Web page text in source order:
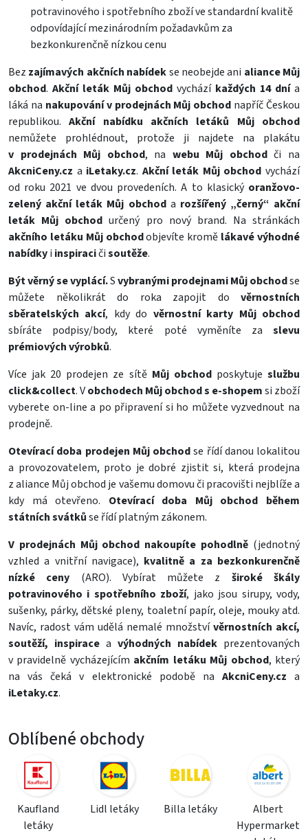
potravinového i spotřebního zboží ve standardní kvalitě
odpovídající mezinárodním požadavkům za
bezkonkurenčně nízkou cenu
Bez zajímavých akčních nabídekse neobejde ani aliance Můj
obchod. Akční leták Můj obchod vychází každých 14 dnía
láká na nakupování v prodejnách Můj obchod napříč Českou
republikou.Akční nabídku akčních letáků Můj obchod
nemůžete prohlédnout, protože ji najdete na plakátu
v prodejnách Můj obchod, na webu Můj obchodči na
AkcniCeny.cz a iLetaky.cz. Akční leták Můj obchodvychází
od roku 2021 ve dvou provedeních. A to klasický oranžovo-
zelený akční leták Můj obchoda rozšířený „černý“ akční
leták Můj obchod určený pro nový brand. Na stránkách
akčního letáku Můj obchodobjevíte kromě lákavé výhodné
nabídkyi inspiracičisoutěže.
Být věrný se vyplácí.Svybranými prodejnami Můj obchodse
můžete několikrát do roka zapojit do věrnostních
sběratelských akcí, kdy do věrnostní karty Můj obchod
sbíráte podpisy/body, které poté vyměníte za slevu
prémiových výrobků.
Více jak 20 prodejen ze sítě Můj obchodposkytujeslužbu
click&collect. Vobchodech Můj obchods e-shopemsi zboží
vyberete on-line a po připravení si ho můžete vyzvednout na
prodejně.
Otevírací doba prodejen Můj obchodse řídí danou lokalitou
a provozovatelem, proto je dobré zjistit si, která prodejna
z aliance Můj obchod je vašemu domovu či pracovišti nejblíže a
kdy má otevřeno. Otevírací doba Můj obchod během
státních svátkůse řídí platným zákonem.
V prodejnách Můj obchod nakoupíte pohodlně (jednotný
vzhled a vnitřní navigace), kvalitně a za bezkonkurenčně
nízké ceny (ARO). Vybírat můžete z široké škály
potravinového i spotřebního zboží, jako jsou sirupy,vody,
sušenky, párky,dětské pleny, toaletní papír, oleje, moukyatd.
Navíc, radost vám udělá nemalé množstvívěrnostních akcí,
soutěží, inspirace a výhodných nabídek prezentovaných
v pravidelně vycházejícím akčním letáku Můj obchod, který
na vás čeká v elektronické podobě na AkcniCeny.cz a
iLetaky.cz.
Oblíbené obchody
Kaufland
letáky
Lidl letáky Billa letáky
Albert
Hypermarket